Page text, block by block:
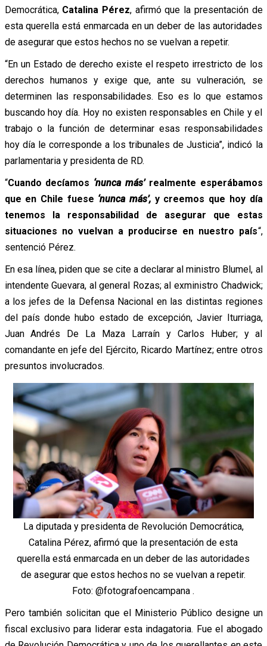
Democrática, Catalina Pérez, afirmó que la presentación de
esta querella está enmarcada en un deber de las autoridades
de asegurar que estos hechos no se vuelvan a repetir.
“En un Estado de derecho existe el respeto irrestricto de los
derechos humanos y exige que, ante su vulneración, se
determinen las responsabilidades. Eso es lo que estamos
buscando hoy día. Hoy no existen responsables en Chile y el
trabajo o la función de determinar esas responsabilidades
hoy día le corresponde a los tribunales de Justicia”, indicó la
parlamentaria y presidenta de RD.
“Cuando decíamos ‘nunca más’realmente esperábamos
que en Chile fuese ‘nunca más’, y creemos que hoy día
tenemos la responsabilidad de asegurar que estas
situaciones no vuelvan a producirse en nuestro país“,
sentenció Pérez.
En esa línea, piden que se cite a declarar al ministro Blumel, al
intendente Guevara, al general Rozas; al exministro Chadwick;
a los jefes de la Defensa Nacional en las distintas regiones
del país donde hubo estado de excepción, Javier Iturriaga,
Juan Andrés De La Maza Larraín y Carlos Huber; y al
comandante en jefe del Ejército, Ricardo Martínez; entre otros
presuntos involucrados.
La diputada y presidenta de Revolución Democrática,
Catalina Pérez, afirmó que la presentación de esta
querella está enmarcada en un deber de las autoridades
de asegurar que estos hechos no se vuelvan a repetir.
Foto: @fotografoencampana .
Pero también solicitan que el Ministerio Público designe un
fiscal exclusivo para liderar esta indagatoria. Fue el abogado